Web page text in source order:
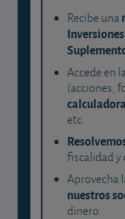
Recibe una
Accede en
(acciones,
etc.
fiscalidad y
Aprovecha
nuestros
dinero.